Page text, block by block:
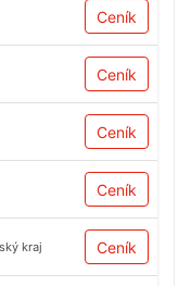
Ceník
Ceník
Ceník
Ceník
kraj Ceník